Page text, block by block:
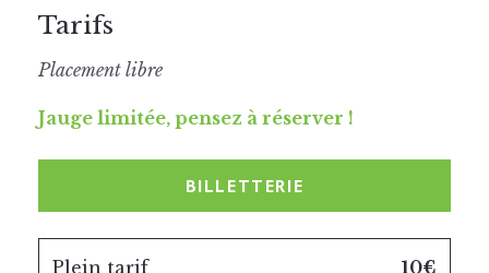
Tarifs
Placement libre
Jauge limitée, pensez à réserver !
BILLETTERIE
Plein tarif 10€